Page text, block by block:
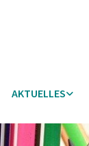
AKTUELLES